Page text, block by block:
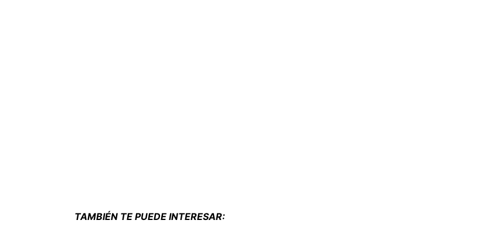
TAMBIÉN TE PUEDE INTERESAR: